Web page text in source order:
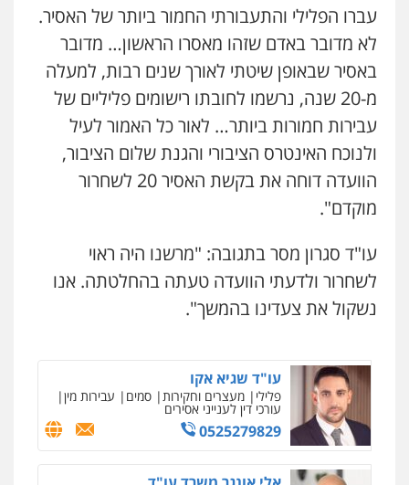
עברו הפלילי והתעבורתי החמור ביותר של האסיר.
לא מדובר באדם שזהו מאסרו הראשון… מדובר
באסיר שבאופן שיטתי לאורך שנים רבות, למעלה
מ-20 שנה, נרשמו לחובתו רישומים פליליים של
עבירות חמורות ביותר… לאור כל האמור לעיל
ולנוכח האינטרס הציבורי והגנת שלום הציבור,
הוועדה דוחה את בקשת האסיר 20 לשחרור
מוקדם".
עו"ד סגרון מסר בתגובה: "מרשנו היה ראוי
לשחרור ולדעתי הוועדה טעתה בהחלטתה. אנו
נשקול את צעדינו בהמשך".
0528959600
קורל קרוז – עורך דין פלילי
משפט פלילי
פלילי פשיעה חמורה ליווי וייצוג בחקירות
עו"ד תומר בנישתי
פלילי מעצרים וחקירות צווארון לבן פשיעה
חמורה
עו"ד שגיא אקו
פלילי מעצרים וחקירות סמים עבירות מין
עורכי דין לענייני אסירים
0525279829